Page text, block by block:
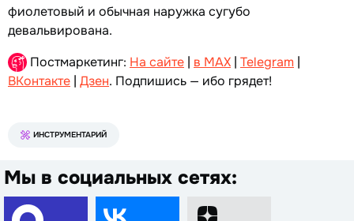
фиолетовый и обычная наружка сугубо
девальвирована.
Постмаркетинг: На сайте | в MAX | Telegram |
ВКонтакте | Дзен. Подпишись — ибо грядет!
ИНСТРУМЕНТАРИЙ
Мы в социальных сетях: